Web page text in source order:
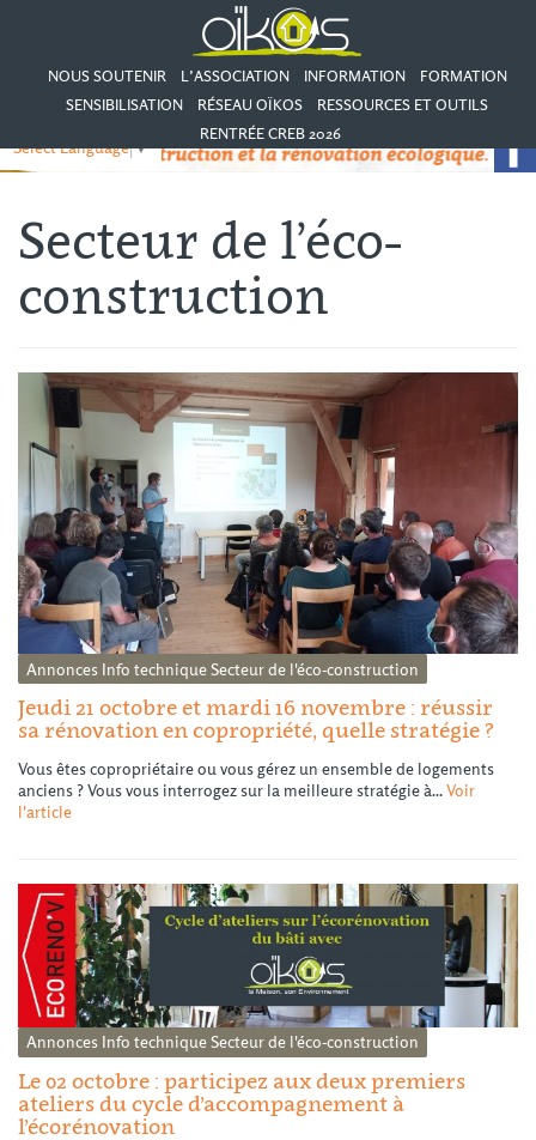
NOUS SOUTENIR L’ASSOCIATION INFORMATION
FORMATION
SENSIBILISATION
RÉSEAU OÏKOS
RESSOURCES ET OUTILS
RENTRÉE CREB 2026
Select Language▼
Secteur de l’éco-
construction
Annonces Info techniqueSecteur de l'éco-construction
Jeudi 21 octobre et mardi 16 novembre : réussir
sa rénovation en copropriété, quelle stratégie ?
Vous êtes copropriétaire ou vous gérez un ensemble de logements
anciens ? Vous vous interrogez sur la meilleure stratégie à...Voir
l'article
Annonces Info techniqueSecteur de l'éco-construction
Le 02 octobre : participez aux deux premiers
ateliers du cycle d’accompagnement à
l’écorénovation